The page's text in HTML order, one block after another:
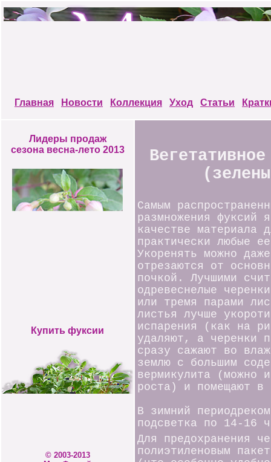
Главная Новости Коллекция Уход Статьи
Лидеры продаж
сезона весна-лето 2013
Купить фуксии
© 2003-2013
Самым
размножения фуксий
качестве материала
практически любые
Укоренять можно
отрезаются от
почкой. Лучшими
одревеснелые
или тремя парами
листья лучше
испарения (как на
удаляют, а черенки
сразу сажают во
землю с большим
вермикулита (можно
роста) и помещают в
В зимний
подсветка по 14-16
Для предохранения
полиэтиленовым